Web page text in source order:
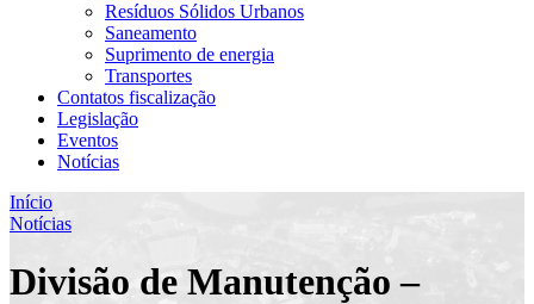
Resíduos Sólidos Urbanos
Saneamento
Suprimento de energia
Transportes
Contatos fiscalização
Legislação
Eventos
Notícias
Início
Notícias
Divisão de Manutenção –